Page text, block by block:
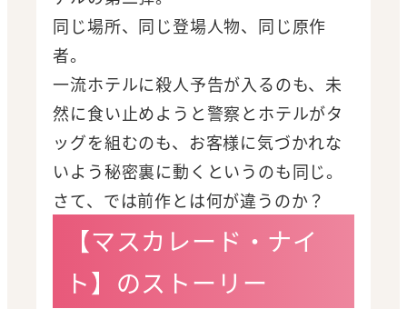
同じ場所、同じ登場人物、同じ原作
者。
一流ホテルに殺人予告が入るのも、未
然に食い止めようと警察とホテルがタ
ッグを組むのも、お客様に気づかれな
いよう秘密裏に動くというのも同じ。
さて、では前作とは何が違うのか？
【マスカレード・ナイ
ト】のストーリー